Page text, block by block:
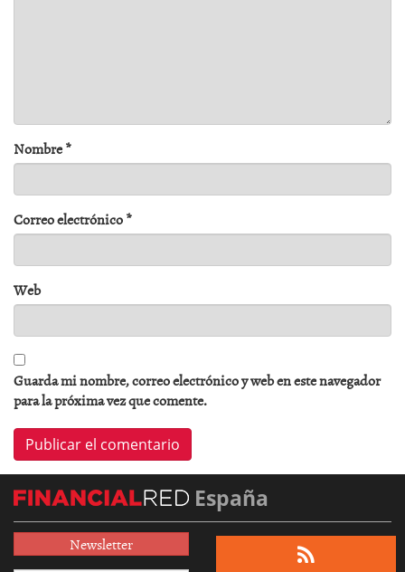
Nombre*
Correo electrónico*
Web
Guarda mi nombre, correo electrónico y web en este navegador
para la próxima vez que comente.
España
Newsletter